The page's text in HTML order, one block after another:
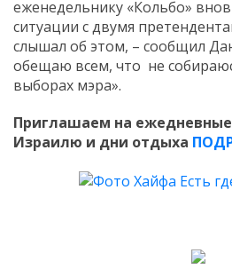
еженедельнику «Кольбо»
ситуации с двумя
слышал об этом, – сообщил
обещаю всем, что не
выборах мэра».
Приглашаем на ежедневные
Израилю и дни отдыха